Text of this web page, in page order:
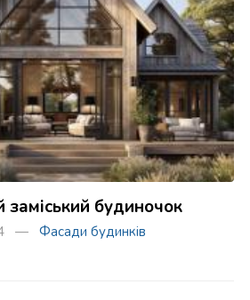
будиночок
— Фасади будинків